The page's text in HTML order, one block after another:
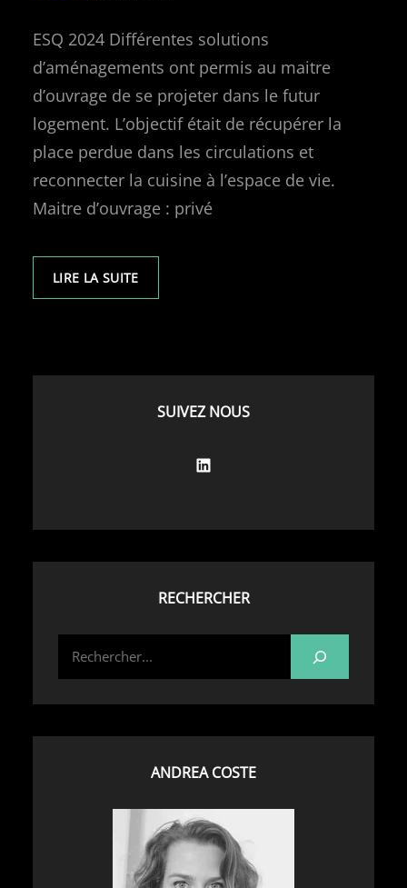
ESQ 2024 Différentes solutions
d’aménagements ont permis au maitre
d’ouvrage de se projeter dans le futur
logement. L’objectif était de récupérer la
place perdue dans les circulations et
reconnecter la cuisine à l’espace de vie.
Maitre d’ouvrage : privé
LIRE LA SUITE
SUIVEZ NOUS
LinkedIn
RECHERCHER
ANDREA COSTE